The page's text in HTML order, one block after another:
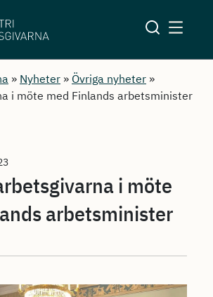
» Nyheter » Övriga nyheter »
i möte med Finlands arbetsminister
i möte
arbetsminister